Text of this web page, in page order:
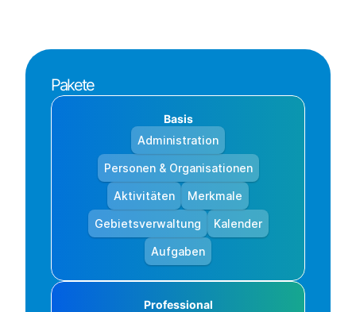
Pakete
Basis
Administration
Personen & Organisationen
Aktivitäten Merkmale
Gebietsverwaltung Kalender
Aufgaben
Professional